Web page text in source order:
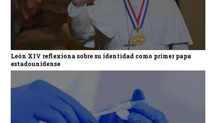
León XIV reflexiona sobre su identidad como primer papa
estadounidense